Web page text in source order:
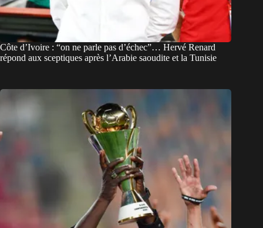
Côte d’Ivoire : “on ne parle pas d’échec”… Hervé Renard
répond aux sceptiques après l’Arabie saoudite et la Tunisie